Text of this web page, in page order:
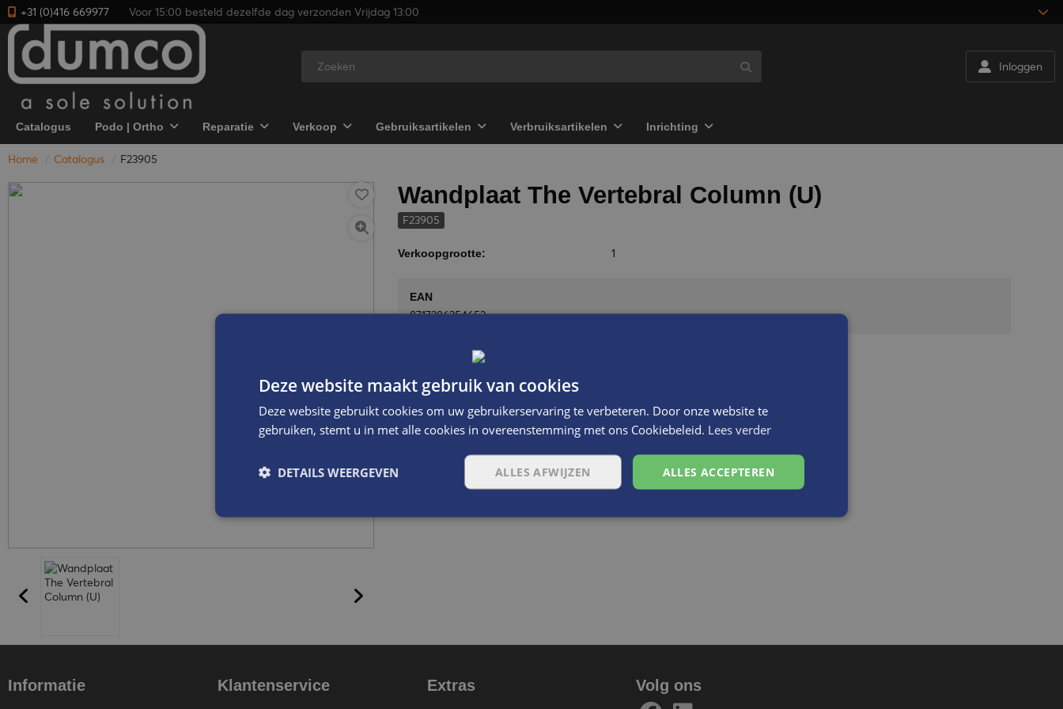
+31 (0)416 669977 Voor 15:00 besteld dezelfde dag verzonden Vrijdag 13:00
Inloggen
Catalogus Podo | Ortho Reparatie Verkoop Gebruiksartikelen Verbruiksartikelen Inrichting
Home Catalogus F23905
Wandplaat The Vertebral Column (U)
F23905
Verkoopgrootte: 1
EAN
8717286254653
Informatie Klantenservice Extras Volg ons
Deze website maakt gebruik van cookies
Deze website gebruikt cookies om uw gebruikerservaring te verbeteren. Door onze website te
gebruiken, stemt u in met alle cookies in overeenstemming met ons Cookiebeleid. Lees verder
ALLES ACCEPTEREN
ALLES AFWIJZEN
DETAILS WEERGEVEN